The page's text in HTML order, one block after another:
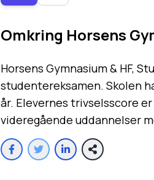
Omkring Horsens
Horsens Gymnasium & HF,
studentereksamen. Skolen
år. Elevernes trivselsscore
videregående uddannelser